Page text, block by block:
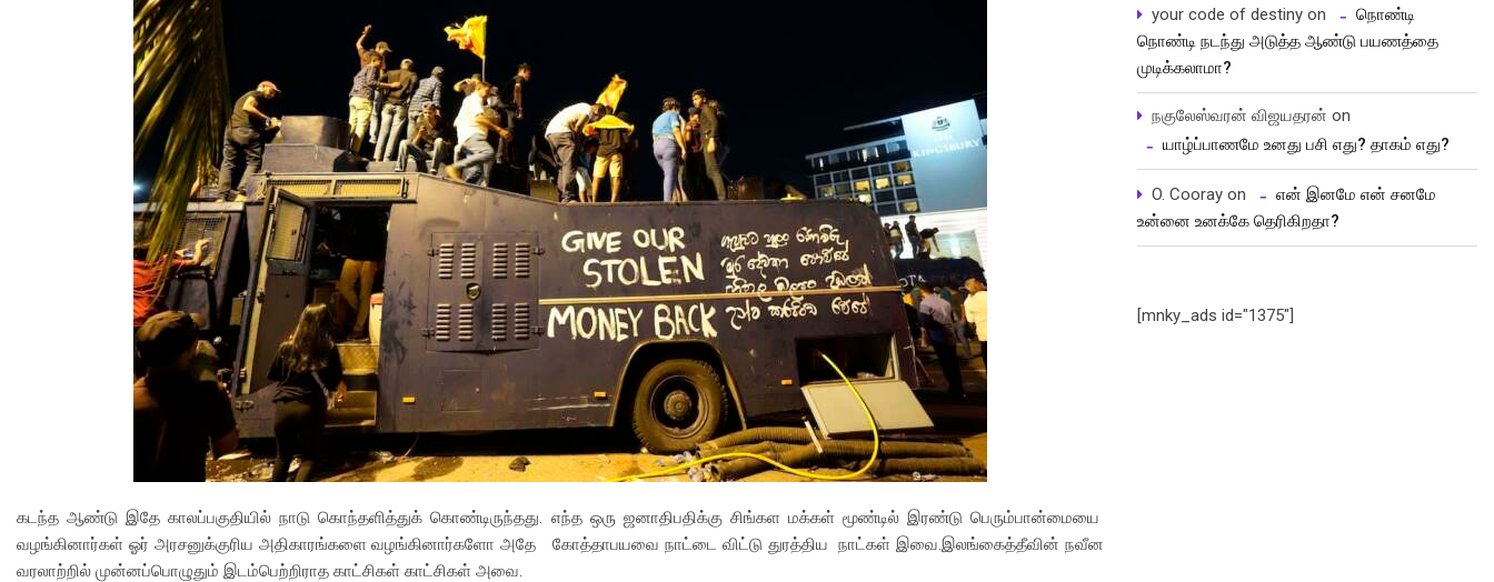
கடந்த ஆண்டு இதே காலப்பகுதியில் நாடு கொந்தளித்துக் கொண்டிருந்தது. எந்த ஒரு ஜனாதிபதிக்கு சிங்கள மக்கள் மூண்டில் இரண்டு பெரும்பான்மையை
வழங்கினார்கள் ஓர் அரசனுக்குரிய அதிகாரங்களை வழங்கினார்களோ அதே கோத்தாபயவை நாட்டை விட்டு துரத்திய நாட்கள் இவை.இலங்கைத்தீவின் நவீன
வரலாற்றில் முன்னப்பொழுதும் இடம்பெற்றிராத காட்சிகள் காட்சிகள் அவை.
your code of destiny on
நொண்டி
நொண்டி நடந்து அடுத்த ஆண்டு பயணத்தை
முடிக்கலாமா?
நகுலேஸ்வரன் விஜயதரன் on
யாழ்ப்பாணமே உனது பசி எது? தாகம் எது?
O. Cooray on
என் இனமே என் சனமே
உன்னை உனக்கே தெரிகிறதா?
[mnky_ads id="1375"]